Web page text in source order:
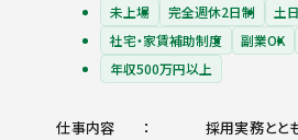
未上場 完全週休2日制
土
社宅・家賃補助制度
副業OK
年収500万円以上
仕事内容
採用実務とと